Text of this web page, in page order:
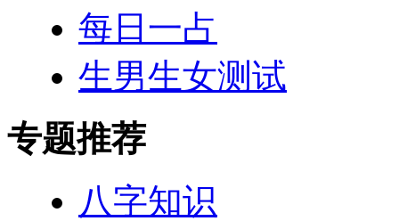
每日一占
生男生女测试
专题推荐
八字知识